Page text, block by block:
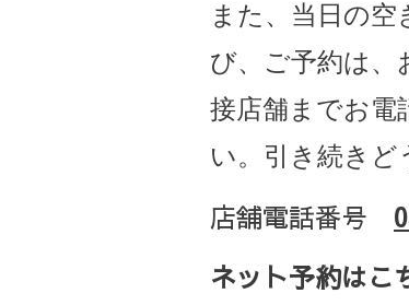
また、当日の空
び、ご予約は、
接店舗までお電
い。引き続きど
店舗電話番号
ネット予約はこ